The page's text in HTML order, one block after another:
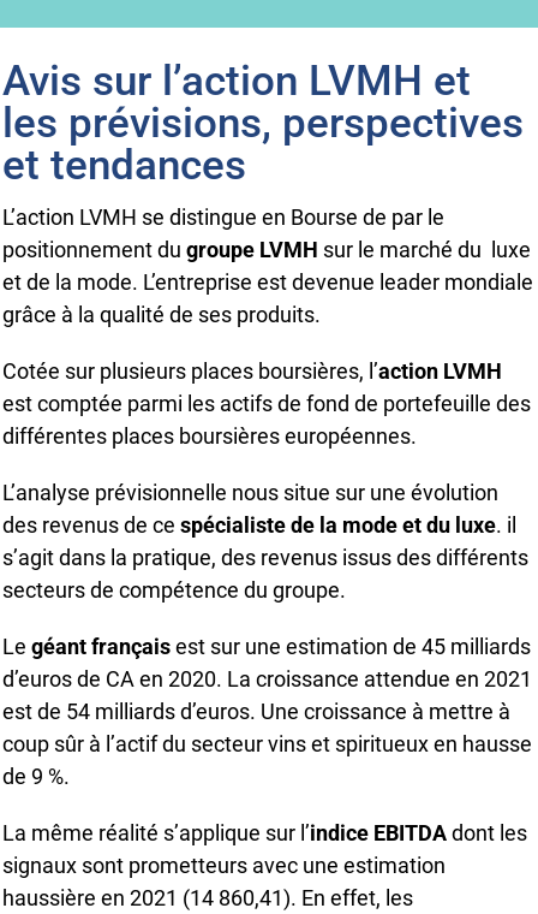
Avis sur l’action LVMH et
les prévisions, perspectives
et tendances
L’action LVMH se distingue en Bourse de par le
positionnement du groupe LVMH sur le marché du luxe
et de la mode. L’entreprise est devenue leader mondiale
grâce à la qualité de ses produits.
Cotée sur plusieurs places boursières, l’action LVMH
est comptée parmi les actifs de fond de portefeuille des
différentes places boursières européennes.
L’analyse prévisionnelle nous situe sur une évolution
des revenus de ce spécialiste de la mode et du luxe. il
s’agit dans la pratique, des revenus issus des différents
secteurs de compétence du groupe.
Le géant françaisest sur une estimation de 45 milliards
d’euros de CA en 2020. La croissance attendue en 2021
est de 54 milliards d’euros. Une croissance à mettre à
coup sûr à l’actif du secteur vins et spiritueux en hausse
de 9 %.
La même réalité s’applique sur l’indice EBITDAdont les
signaux sont prometteurs avec une estimation
haussière en 2021 (14 860,41). En effet, les